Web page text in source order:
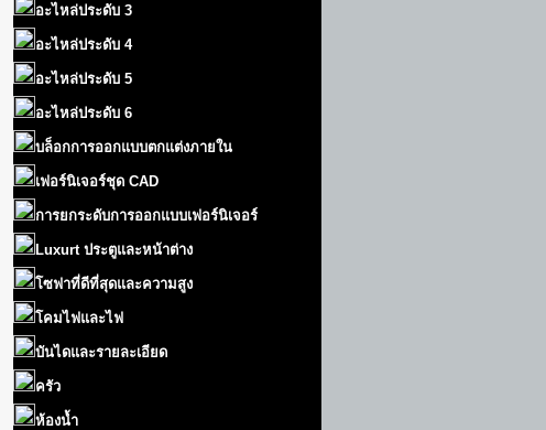
อะไหล่ประดับ 3
อะไหล่ประดับ 4
อะไหล่ประดับ 5
อะไหล่ประดับ 6
บล็อกการออกแบบตกแต่งภายใน
เฟอร์นิเจอร์ชุด CAD
การยกระดับการออกแบบเฟอร์นิเจอร์
Luxurt ประตูและหน้าต่าง
โซฟาที่ดีที่สุดและความสูง
โคมไฟและไฟ
บันไดและรายละเอียด
ครัว
ห้องน้ำ